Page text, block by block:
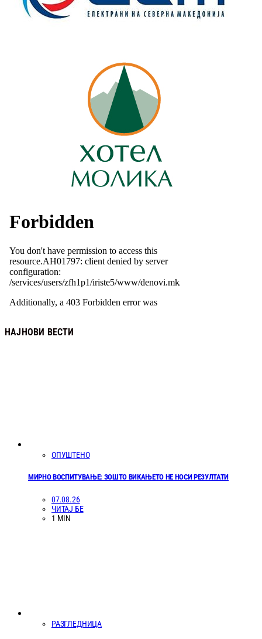
НАЈНОВИ ВЕСТИ
ОПУШТЕНО
МИРНО ВОСПИТУВАЊЕ: ЗОШТО ВИКАЊЕТО НЕ НОСИ РЕЗУЛТАТИ
07.08.26
ЧИТАЈ БЕ
1 MIN
РАЗГЛЕДНИЦА